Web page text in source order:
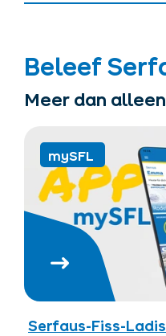
Beleef
Meer dan
mySFL
Serfaus-Fiss-